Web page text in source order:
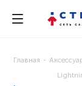
Главная -